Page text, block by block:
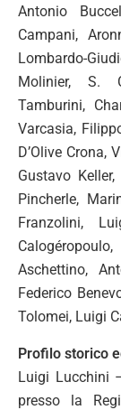
Antonio
Campani,
Lombardo-
Molinier, S.
Tamburini,
Varcasia,
D’Olive Crona,
Gustavo
Pincherle,
Franzolini,
Aschettino,
Federico
Tolomei, Luigi
Profilo storico
Luigi Lucchini
presso la